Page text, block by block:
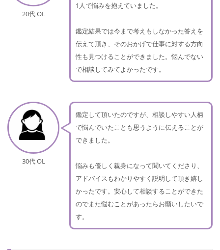
20代 OL
1人で悩みを抱えていました。
鑑定結果では今まで考えもしなかった答えを
伝えて頂き、そのおかげで仕事に対する方向
性も見つけることができました。悩んでない
で相談してみてよかったです。
30代 OL
鑑定して頂いたのですが、相談しやすい人柄
で悩んでいたことも思うように伝えることが
できました。
悩みも優しく親身になって聞いてくださり、
アドバイスもわかりやすく説明して頂き嬉し
かったです。安心して相談することができた
のでまた悩むことがあったらお願いしたいで
す。